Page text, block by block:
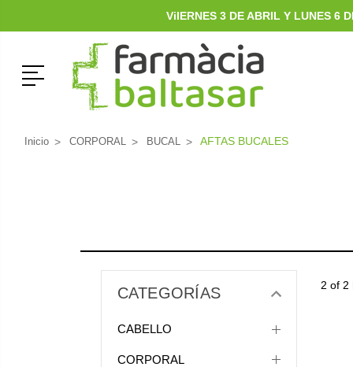
ViIERNES 3 DE ABRIL Y LUNES 6
Menú
Inicio CORPORAL BUCAL AFTAS BUCALES
CATEGORÍAS
CABELLO
CORPORAL
2 of 2